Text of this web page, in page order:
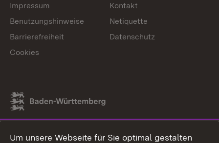
Link zum Landesportal
Impressum
Kontakt
Benutzungshinweise
Netiquette
Barrierefreiheit
Datenschutz
Cookies
Um unsere Webseite für Sie optimal gestalten